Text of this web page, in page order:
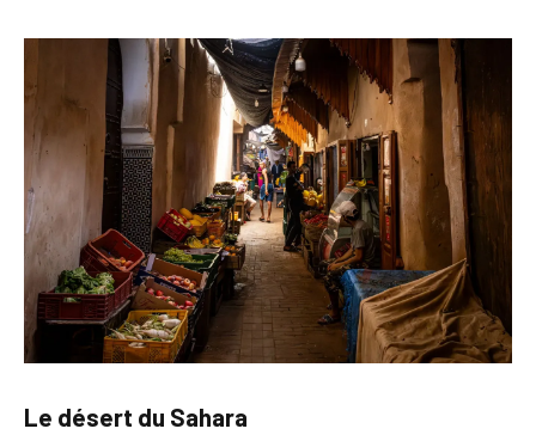
Le désert du Sahara